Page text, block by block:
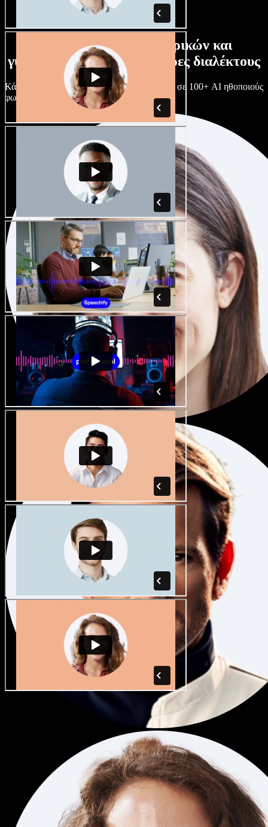
Τεράστια συλλογή ανδρικών και
γυναικείων φωνών με άπειρες διαλέκτους
Κάθε έργο είναι μοναδικό. Διάλεξε ανάμεσα σε 100+ AI ηθοποιούς
φωνής & διαλέκτους και κάν’ τους όπως θες.